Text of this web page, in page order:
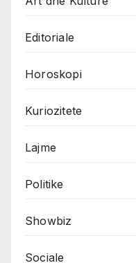
Editoriale
Horoskopi
Kuriozitete
Lajme
Politike
Showbiz
Sociale